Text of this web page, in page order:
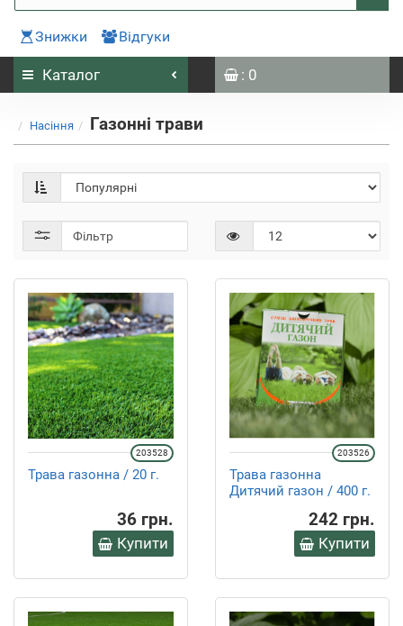
Знижки Відгуки
Каталог : 0
Насіння Газонні трави
Фільтр
Трава газонна / 20 г.
203528
36 грн.
Купити
Трава газонна
Дитячий газон / 400 г.
203526
242 грн.
Купити